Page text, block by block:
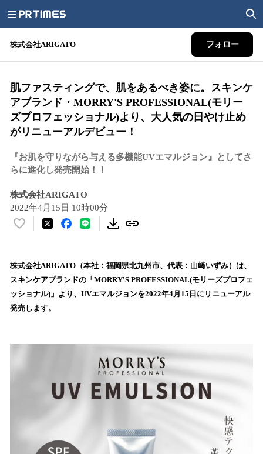
株式会社ARIGATO フォロー
肌ファスティングで、肌をあるべき姿に。スキンケ
アブランド・MORRY'S PROFESSIONAL(モリー
ズプロフェッショナル)より、大人気の日やけ止め
がリニューアルデビュー！
『お肌を守りながら与える多機能UVエマルジョン』としてさ
らに進化し発売開始！！
株式会社ARIGATO
2022年4月15日 10時00分
い
！
数
を
読
株式会社ARIGATO（本社：福岡県北九州市、代表：山﨑いずみ）は、
スキンケアブランドの「MORRY'S PROFESSIONAL(モリーズプロフェ
ッショナル)」より、UVエマルジョンを2022年4月15日にリニューアル
発売します。